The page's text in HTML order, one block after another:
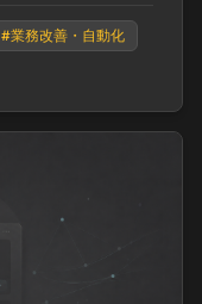
#業務改善・自動化